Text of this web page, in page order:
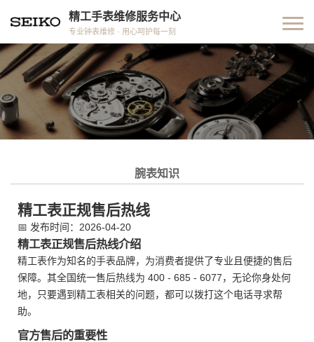
精工手表维修服务中心
专业钟表维修 · 用心呵护每一刻
腕表知识
精工表正规售后热线
📅 发布时间：2026-04-20
精工表正规售后热线介绍
精工表作为知名的手表品牌，为消费者提供了专业且便捷的售后
保障。其全国统一售后热线为 400 - 685 - 6077，无论你身处何
地，只要遇到精工表相关的问题，都可以拨打这个电话寻求帮
助。
官方售后的重要性